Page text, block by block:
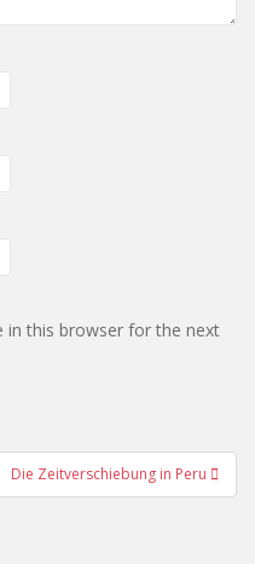
in this browser for the next
Die Zeitverschiebung in Peru